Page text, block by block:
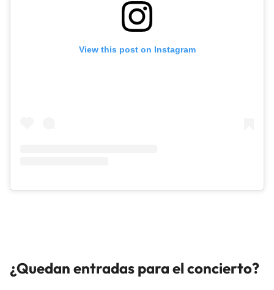
View this post on Instagram
¿Quedan entradas para el concierto?